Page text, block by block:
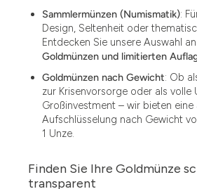
1.49
Sammlermünzen (Numismatik):
Design, Seltenheit oder
Entdecken Sie unsere Auswahl
Goldmünzen und limitierten
Goldmünzen nach Gewicht: Ob
zur Krisenvorsorge oder als volle
Großinvestment – wir bieten eine
Aufschlüsselung nach Gewicht
1 Unze.
Finden Sie Ihre Goldmünze
transparent